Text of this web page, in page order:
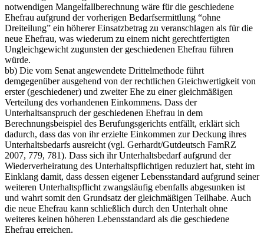
notwendigen Mangelfallberechnung wäre für die geschiedene
Ehefrau aufgrund der vorherigen Bedarfsermittlung “ohne
Dreiteilung” ein höherer Einsatzbetrag zu veranschlagen als für die
neue Ehefrau, was wiederum zu einem nicht gerechtfertigten
Ungleichgewicht zugunsten der geschiedenen Ehefrau führen
würde.
bb) Die vom Senat angewendete Drittelmethode führt
demgegenüber ausgehend von der rechtlichen Gleichwertigkeit von
erster (geschiedener) und zweiter Ehe zu einer gleichmäßigen
Verteilung des vorhandenen Einkommens. Dass der
Unterhaltsanspruch der geschiedenen Ehefrau in dem
Berechnungsbeispiel des Berufungsgerichts entfällt, erklärt sich
dadurch, dass das von ihr erzielte Einkommen zur Deckung ihres
Unterhaltsbedarfs ausreicht (vgl. Gerhardt/Gutdeutsch FamRZ
2007, 779, 781). Dass sich ihr Unterhaltsbedarf aufgrund der
Wiederverheiratung des Unterhaltspflichtigen reduziert hat, steht im
Einklang damit, dass dessen eigener Lebensstandard aufgrund seiner
weiteren Unterhaltspflicht zwangsläufig ebenfalls abgesunken ist
und wahrt somit den Grundsatz der gleichmäßigen Teilhabe. Auch
die neue Ehefrau kann schließlich durch den Unterhalt ohne
weiteres keinen höheren Lebensstandard als die geschiedene
Ehefrau erreichen.